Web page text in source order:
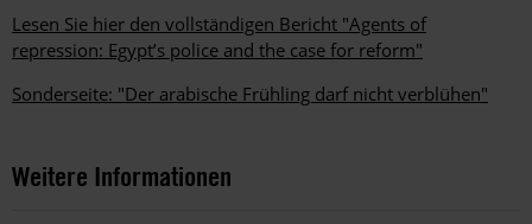
Lesen Sie hier den vollständigen Bericht "Agents of
repression: Egypt’s police and the case for reform"
Sonderseite: "Der arabische Frühling darf nicht verblühen"
Weitere Informationen